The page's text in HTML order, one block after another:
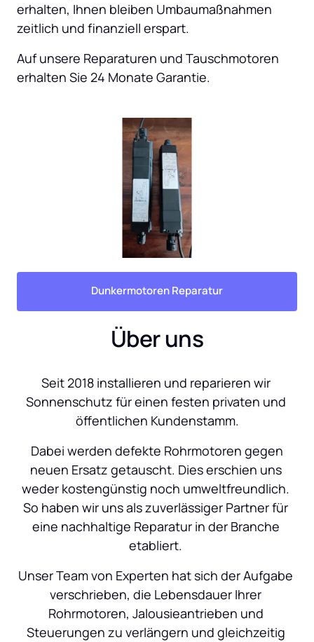
erhalten, Ihnen bleiben Umbaumaßnahmen
zeitlich und finanziell erspart.
Auf unsere Reparaturen und Tauschmotoren
erhalten Sie 24 Monate Garantie.
Dunkermotoren Reparatur
Über uns
Seit 2018 installieren und reparieren wir
Sonnenschutz für einen festen privaten und
öffentlichen Kundenstamm.
neuen Ersatz getauscht. Dies erschien uns
weder kostengünstig noch umweltfreundlich.
So haben wir uns als zuverlässiger Partner für
eine nachhaltige Reparatur in der Branche
etabliert.
Unser Team von Experten hat sich der Aufgabe
verschrieben, die Lebensdauer Ihrer
Rohrmotoren, Jalousieantrieben und
Steuerungen zu verlängern und gleichzeitig